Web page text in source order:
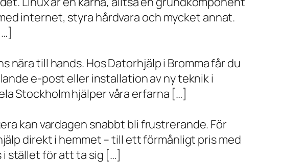
internet, styra hårdvara och mycket annat.
till hands. Hos Datorhjälp i Bromma får du
e-post eller installation av ny teknik i
Stockholm hjälper våra erfarna […]
kan vardagen snabbt bli frustrerande. För
direkt i hemmet – till ett förmånligt pris med
i stället för att ta sig […]